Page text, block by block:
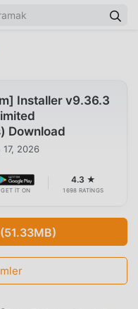
Installer v9.36.3
Download
17, 2026
GET IT ON
4.3 ★
1698 RATINGS